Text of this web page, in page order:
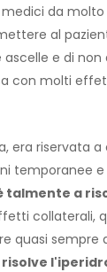
da
al
ascelle e di
con molti
era riservata
temporanee
talmente a
collaterali,
quasi sempre